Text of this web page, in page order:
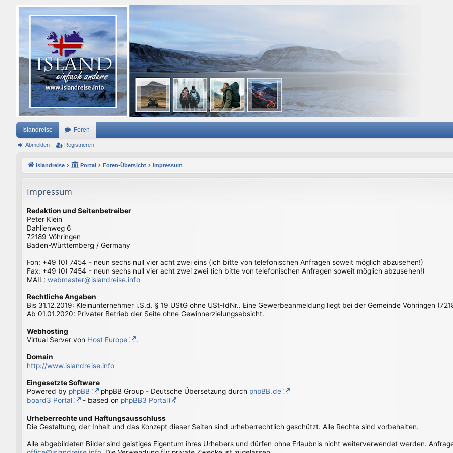
Islandreise Foren
Abmelden Registrieren
Islandreise Portal Foren-Übersicht Impressum
Impressum
Redaktion und Seitenbetreiber
Peter Klein
Dahlienweg 6
72189 Vöhringen
Baden-Württemberg / Germany
Fon: +49 (0) 7454 - neun sechs null vier acht zwei eins (ich bitte von telefonischen Anfragen soweit möglich abzusehen!)
Fax: +49 (0) 7454 - neun sechs null vier acht zwei zwei (ich bitte von telefonischen Anfragen soweit möglich abzusehen!)
MAIL: webmaster@islandreise.info
Rechtliche Angaben
Bis 31.12.2019: Kleinunternehmer i.S.d. § 19 UStG ohne USt-IdNr.. Eine Gewerbeanmeldung liegt bei der Gemeinde Vöhringen
Ab 01.01.2020: Privater Betrieb der Seite ohne Gewinnerzielungsabsicht.
Webhosting
Virtual Server von Host Europe .
Domain
http://www.islandreise.info
Eingesetzte Software
Powered by phpBB phpBB Group - Deutsche Übersetzung durch phpBB.de
board3 Portal
- based on phpBB3 Portal
Urheberrechte und Haftungsausschluss
Die Gestaltung, der Inhalt und das Konzept dieser Seiten sind urheberrechtlich geschützt. Alle Rechte sind vorbehalten.
Alle abgebildeten Bilder sind geistiges Eigentum ihres Urhebers und dürfen ohne Erlaubnis nicht weiterverwendet werden.